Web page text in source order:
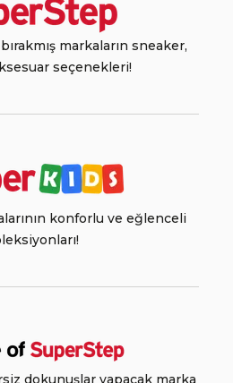
markaların sneaker,
seçenekleri!
konforlu ve eğlenceli
dokunuşlar yapacak marka